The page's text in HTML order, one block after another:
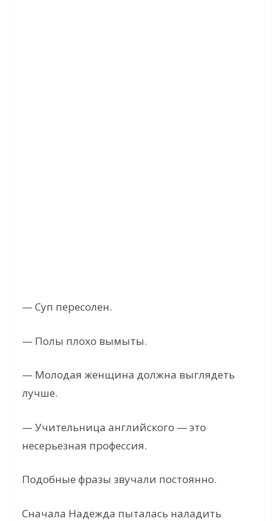
— Суп пересолен.
— Полы плохо вымыты.
— Молодая женщина должна выглядеть
лучше.
— Учительница английского — это
несерьезная профессия.
Подобные фразы звучали постоянно.
Сначала Надежда пыталась наладить